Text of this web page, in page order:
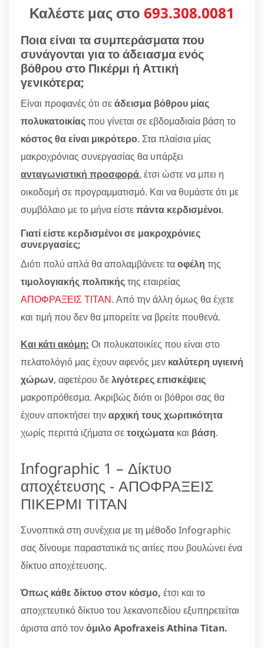
Καλέστε μας στο 693.308.0081
Ποια είναι τα συμπεράσματα που
συνάγονται για το άδειασμα ενός
βόθρου στο Πικέρμι ή Αττική
γενικότερα;
Είναι προφανές ότι σεάδεισμα βόθρου μίας
πολυκατοικίαςπου γίνεται σε εβδομαδιαία βάση το
κόστος θα είναι μικρότερο. Στα πλαίσια μίας
μακροχρόνιας συνεργασίας θα υπάρξει
ανταγωνιστική προσφορά, έτσι ώστε να μπει η
οικοδομή σε προγραμματισμό. Και να θυμάστε ότι με
συμβόλαιο με το μήνα είστεπάντα κερδισμένοι.
Γιατί είστε κερδισμένοι σε μακροχρόνιες
συνεργασίες;
Διότι πολύ απλά θα απολαμβάνετε ταοφέλη της
τιμολογιακής πολιτικήςτης εταιρείας
ΑΠΟΦΡΑΞΕΙΣ ΤΙΤΑΝ. Από την άλλη όμως θα έχετε
και τιμή που δεν θα μπορείτε να βρείτε πουθενά.
Και κάτι ακόμη: Οι πολυκατοικίες που είναι στο
πελατολόγιό μας έχουν αφενός μεν καλύτερη υγιεινή
χώρων, αφετέρου δελιγότερες επισκέψεις
μακροπρόθεσμα. Ακριβώς διότι οι βόθροι σας θα
έχουν αποκτήσει τηναρχική τους χωριτικότητα
χωρίς περιττά ιζήματα σετοιχώματα και βάση.
Infographic 1 – Δίκτυο
αποχέτευσης - ΑΠΟΦΡΑΞΕΙΣ
ΠΙΚΕΡΜΙ ΤΙΤΑΝ
Συνοπτικά στη συνέχεια με τη μέθοδο Infographic
σας δίνουμε παραστατικά τις αιτίες που βουλώνει ένα
δίκτυο αποχέτευσης.
Όπως κάθε δίκτυο στον κόσμο, έτσι και το
αποχετευτικό δίκτυο του λεκανοπεδίου εξυπηρετείται
άριστα από τονόμιλο Apofraxeis Athina Titan.